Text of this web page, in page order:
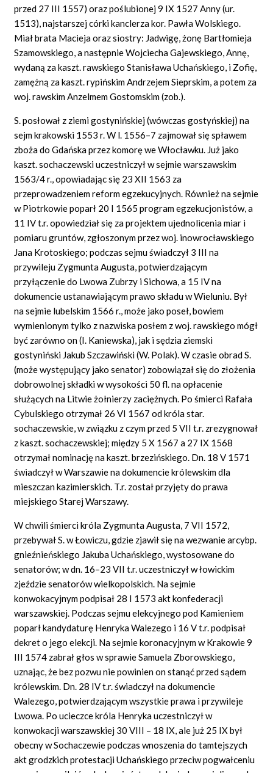
przed 27 III 1557) oraz poślubionej 9 IX 1527 Anny (ur.
1513), najstarszej córki kanclerza kor. Pawła Wolskiego.
Miał brata Macieja oraz siostry: Jadwigę, żonę Bartłomieja
Szamowskiego, a następnie Wojciecha Gajewskiego, Annę,
wydaną za kaszt. rawskiego Stanisława Uchańskiego, i Zofię,
zamężną za kaszt. rypińskim Andrzejem Sieprskim, a potem za
woj. rawskim Anzelmem Gostomskim (zob.).
S. posłował z ziemi gostynińskiej (wówczas gostyńskiej) na
sejm krakowski 1553 r. W l. 1556–7 zajmował się spławem
zboża do Gdańska przez komorę we Włocławku. Już jako
kaszt. sochaczewski uczestniczył w sejmie warszawskim
1563/4 r., opowiadając się 23 XII 1563 za
przeprowadzeniem reform egzekucyjnych. Również na sejmie
w Piotrkowie poparł 20 I 1565 program egzekucjonistów, a
11 IV t.r. opowiedział się za projektem ujednolicenia miar i
pomiaru gruntów, zgłoszonym przez woj. inowrocławskiego
Jana Krotoskiego; podczas sejmu świadczył 3 III na
przywileju Zygmunta Augusta, potwierdzającym
przyłączenie do Lwowa Zubrzy i Sichowa, a 15 IV na
dokumencie ustanawiającym prawo składu w Wieluniu. Był
na sejmie lubelskim 1566 r., może jako poseł, bowiem
wymienionym tylko z nazwiska posłem z woj. rawskiego mógł
być zarówno on (I. Kaniewska), jak i sędzia ziemski
gostyniński Jakub Szczawiński (W. Polak). W czasie obrad S.
(może występujący jako senator) zobowiązał się do złożenia
dobrowolnej składki w wysokości 50 fl. na opłacenie
służących na Litwie żołnierzy zaciężnych. Po śmierci Rafała
Cybulskiego otrzymał 26 VI 1567 od króla star.
sochaczewskie, w związku z czym przed 5 VII t.r. zrezygnował
z kaszt. sochaczewskiej; między 5 X 1567 a 27 IX 1568
otrzymał nominację na kaszt. brzezińskiego. Dn. 18 V 1571
świadczył w Warszawie na dokumencie królewskim dla
mieszczan kazimierskich. T.r. został przyjęty do prawa
miejskiego Starej Warszawy.
W chwili śmierci króla Zygmunta Augusta, 7 VII 1572,
przebywał S. w Łowiczu, gdzie zjawił się na wezwanie arcybp.
gnieźnieńskiego Jakuba Uchańskiego, wystosowane do
senatorów; w dn. 16–23 VII t.r. uczestniczył w łowickim
zjeździe senatorów wielkopolskich. Na sejmie
konwokacyjnym podpisał 28 I 1573 akt konfederacji
warszawskiej. Podczas sejmu elekcyjnego pod Kamieniem
poparł kandydaturę Henryka Walezego i 16 V t.r. podpisał
dekret o jego elekcji. Na sejmie koronacyjnym w Krakowie 9
III 1574 zabrał głos w sprawie Samuela Zborowskiego,
uznając, że bez pozwu nie powinien on stanąć przed sądem
królewskim. Dn. 28 IV t.r. świadczył na dokumencie
Walezego, potwierdzającym wszystkie prawa i przywileje
Lwowa. Po ucieczce króla Henryka uczestniczył w
konwokacji warszawskiej 30 VIII – 18 IX, ale już 25 IX był
obecny w Sochaczewie podczas wnoszenia do tamtejszych
akt grodzkich protestacji Uchańskiego przeciw pogwałceniu